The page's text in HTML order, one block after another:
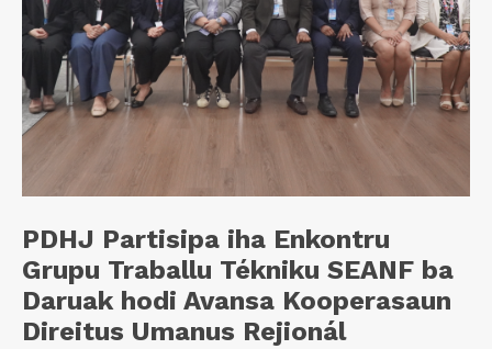
PDHJ Partisipa iha Enkontru
Grupu Traballu Tékniku SEANF ba
Daruak hodi Avansa Kooperasaun
Direitus Umanus Rejionál